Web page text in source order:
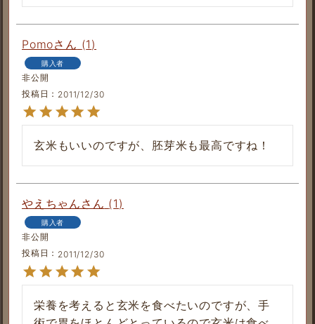
Pomo 1
購入者
非公開
投稿日
2011/12/30
玄米もいいのですが、胚芽米も最高ですね！
やえちゃん 1
購入者
非公開
投稿日
2011/12/30
栄養を考えると玄米を食べたいのですが、手